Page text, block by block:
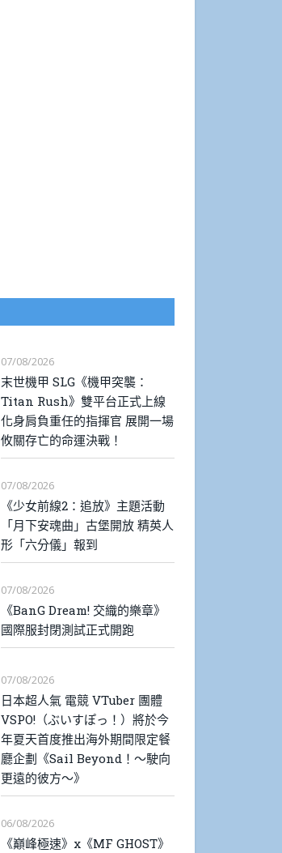
07/08/2026
末世機甲 SLG《機甲突襲：
Titan Rush》雙平台正式上線
化身肩負重任的指揮官 展開一場
攸關存亡的命運決戰！
07/08/2026
《少女前線2：追放》主題活動
「月下安魂曲」古堡開放 精英人
形「六分儀」報到
07/08/2026
《BanG Dream! 交織的樂章》
國際服封閉測試正式開跑
07/08/2026
日本超人氣 電競 VTuber 團體
VSPO!（ぶいすぽっ！）將於今
年夏天首度推出海外期間限定餐
廳企劃《Sail Beyond！～駛向
更遠的彼方～》
06/08/2026
《巔峰極速》x《MF GHOST》